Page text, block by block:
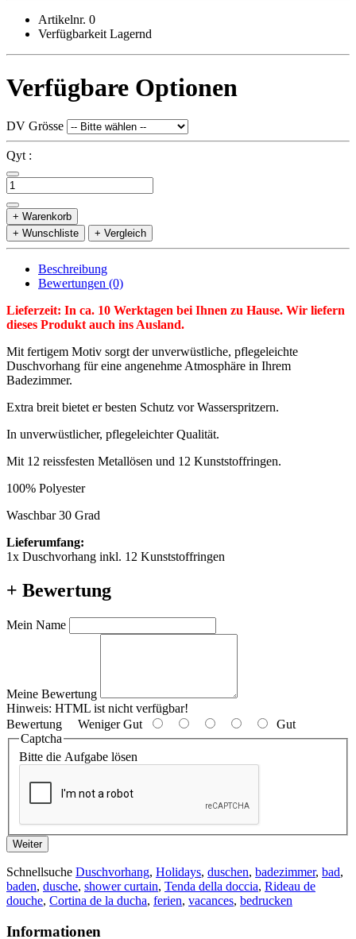
Artikelnr. 0
Verfügbarkeit Lagernd
Verfügbare Optionen
DV Grösse
Qyt :
+ Warenkorb
+ Wunschliste
+ Vergleich
Beschreibung
Bewertungen (0)
Lieferzeit: In ca. 10 Werktagen bei Ihnen zu Hause. Wir liefern
dieses Produkt auch ins Ausland.
Mit fertigem Motiv sorgt der unverwüstliche, pflegeleichte
Duschvorhang für eine angenehme Atmosphäre in Ihrem
Badezimmer.
Extra breit bietet er besten Schutz vor Wasserspritzern.
In unverwüstlicher, pflegeleichter Qualität.
Mit 12 reissfesten Metallösen und 12 Kunststoffringen.
100% Polyester
Waschbar 30 Grad
Lieferumfang:
1x Duschvorhang inkl. 12 Kunststoffringen
+ Bewertung
Mein Name
Meine Bewertung
Hinweis: HTML ist nicht verfügbar!
Bewertung Weniger Gut
Gut
Captcha
Bitte die Aufgabe lösen
Weiter
Schnellsuche Duschvorhang, Holidays, duschen, badezimmer, bad,
baden, dusche, shower curtain, Tenda della doccia, Rideau de
douche, Cortina de la ducha, ferien, vacances, bedrucken
Informationen